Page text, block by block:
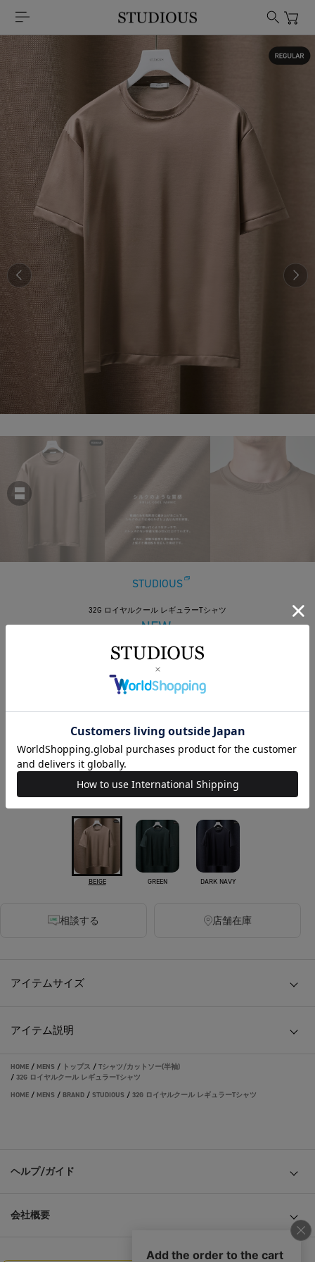
STUDIOUS
32G ロイヤルクール レギュラーTシャツ
￥9,900税込
90ポイント付与
人気No.1 Tシャツ
カラー
BEIGE GREEN DARK NAVY
相談する 店舗在庫
アイテムサイズ
アイテム説明
HOME / MENS / トップス / Tシャツ/カットソー(半袖)
/ 32G ロイヤルクール レギュラーTシャツ
HOME / MENS / BRAND / STUDIOUS / 32G ロイヤルクール レギュラーTシャツ
ヘルプ/ガイド
会社概要